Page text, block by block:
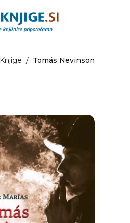
Knjige / Tomás Nevinson